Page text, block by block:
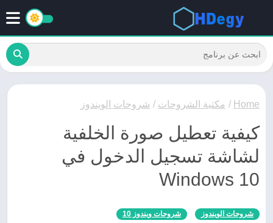
Home
/ مكتبة الشروحات / شروحات الويندوز
كيفية تعطيل صورة الخلفية
لشاشة تسجيل الدخول في
Windows 10
شروحات الويندوز شروحات ويندوز 10